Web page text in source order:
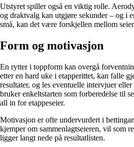
Utstyret spiller også en viktig rolle.
og draktvalg kan utgjøre sekunder – og i
små, kan det være forskjellen mellom
Form og motivasjon
En rytter i toppform kan overgå
etter en hard uke i etapperittet, kan falle
resultater, og les eventuelle intervjuer
bruker enkeltstarten som forberedelse til
all in for etappeseier.
Motivasjon er ofte undervurdert i
kjemper om sammenlagtseieren, vil som
ligger langt nede på resultatlisten.